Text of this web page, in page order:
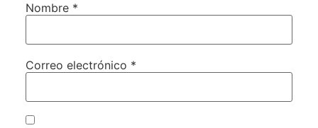
Nombre *
Correo electrónico *